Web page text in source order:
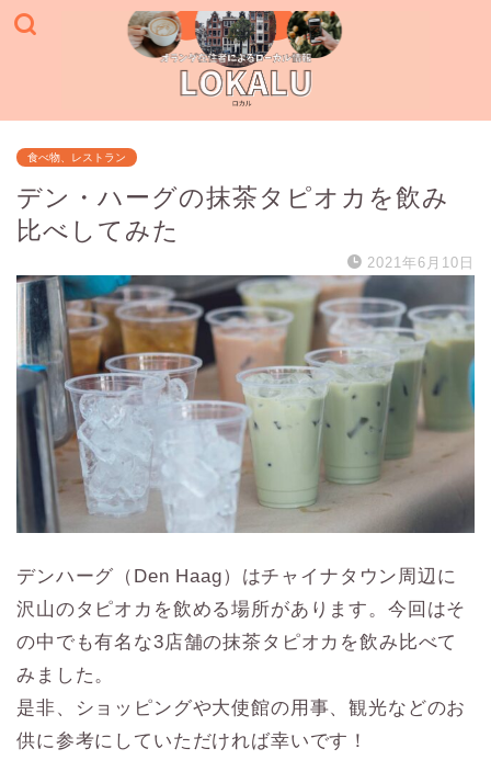
食べ物、レストラン
デン・ハーグの抹茶タピオカを飲み
比べしてみた
2021年6月10日
デンハーグ（Den Haag）はチャイナタウン周辺に
沢山のタピオカを飲める場所があります。今回はそ
の中でも有名な3店舗の抹茶タピオカを飲み比べて
みました。
是非、ショッピングや大使館の用事、観光などのお
供に参考にしていただければ幸いです！